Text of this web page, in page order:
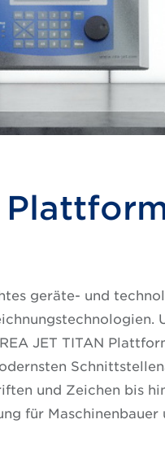
geräte- und
JET TITAN
und Zeichen bis
für Maschinenbauer